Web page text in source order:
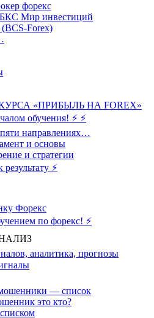
форекс
Мир инвестиций
Forex)
«ПРИБЫЛЬ НА FOREX»
обучения! ⚡ ⚡
направлениях…
и основы
и стратегии
⚡️
Форекс
по форекс! ⚡
аналитика, прогнозы
— список
это кто?